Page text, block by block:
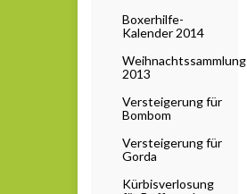
Boxerhilfe-
Kalender 2014
Weihnachtssammlung
2013
Versteigerung für
Bombom
Versteigerung für
Gorda
Kürbisverlosung